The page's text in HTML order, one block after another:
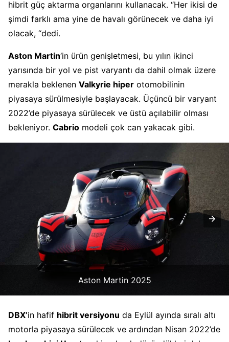
hibrit güç aktarma organlarını kullanacak. “Her ikisi de
şimdi farklı ama yine de havalı görünecek ve daha iyi
olacak, “dedi.
Aston Martin‘in ürün genişletmesi, bu yılın ikinci
yarısında bir yol ve pist varyantı da dahil olmak üzere
merakla beklenen Valkyrie hiper otomobilinin
piyasaya sürülmesiyle başlayacak. Üçüncü bir varyant
2022’de piyasaya sürülecek ve üstü açılabilir olması
bekleniyor. Cabrio modeli çok can yakacak gibi.
Aston Martin 2025
DBX’in hafif hibrit versiyonu da Eylül ayında sıralı altı
motorla piyasaya sürülecek ve ardından Nisan 2022’de